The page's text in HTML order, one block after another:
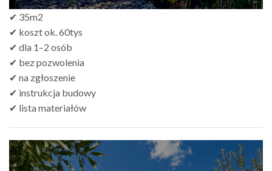
✔ 35m2
✔ koszt ok. 60tys
✔ dla 1–2 osób
✔ bez pozwolenia
✔ na zgłoszenie
✔ instrukcja budowy
✔ lista materiałów